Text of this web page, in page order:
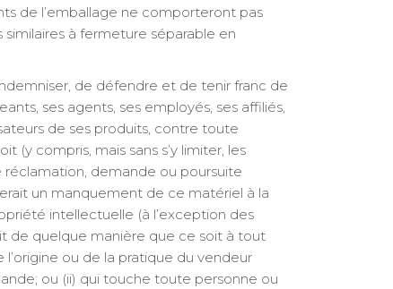
de l’emballage ne comporteront pas
similaires à fermeture séparable en
de défendre et de tenir franc de
ses agents, ses employés, ses affiliés,
de ses produits, contre toute
compris, mais sans s’y limiter, les
réclamation, demande ou poursuite
un manquement de ce matériel à la
intellectuelle (à l’exception des
de quelque manière que ce soit à tout
ou de la pratique du vendeur
ou (ii) qui touche toute personne ou